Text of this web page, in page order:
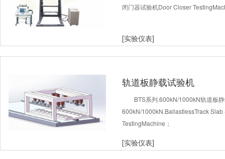
闭门器试验机Door Closer
[实验仪表]
轨道板静载试验机
BTS系列.600kN/1000kN轨道板
600kN/1000kN.BallastlessTrack
TestingMachine；
[实验仪表]